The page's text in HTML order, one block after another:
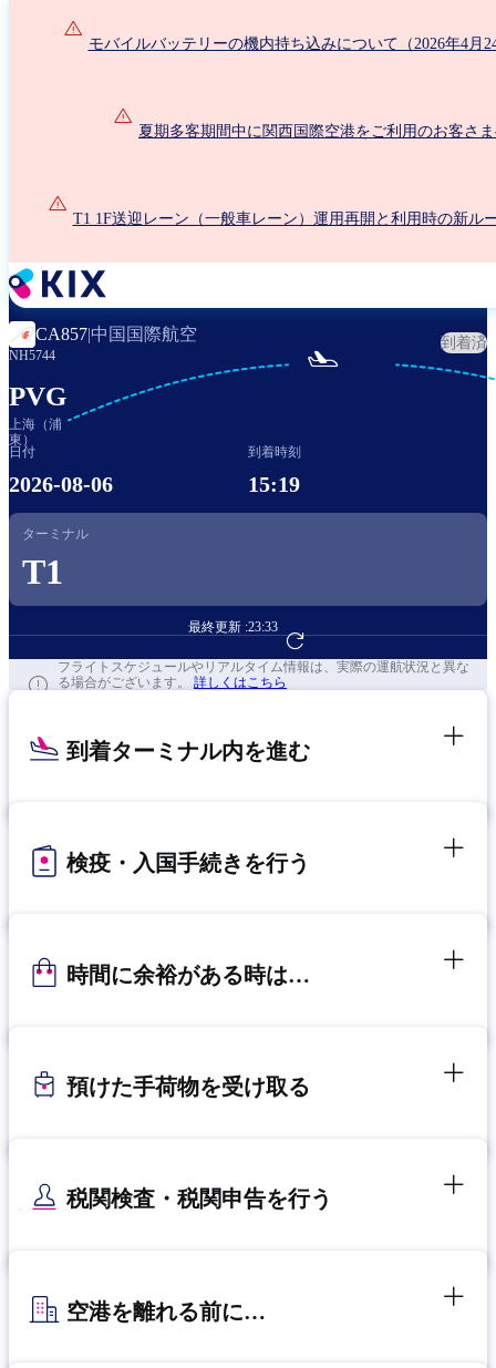
モバイルバッテリーの機内持ち込みについて（2026年4月
夏期多客期間中に関西国際空港をご利用のお客さ
T1 1F送迎レーン（一般車レーン）運用再開と利用時の新ル
CA857|中国国際航空
NH5744
到着済
PVG
上海（浦
東）

日付
2026-08-06
到着時刻
15:19
ターミナル
T1
最終更新 :23:33
フライト予約へ
フライトスケジュールやリアルタイム情報は、実際の運航状況と異な
る場合がございます。 詳しくはこちら
到着ターミナル内を進む
検疫・入国手続きを行う
時間に余裕がある時は…
預けた手荷物を受け取る
税関検査・税関申告を行う
空港を離れる前に…